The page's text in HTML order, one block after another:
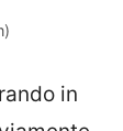
in